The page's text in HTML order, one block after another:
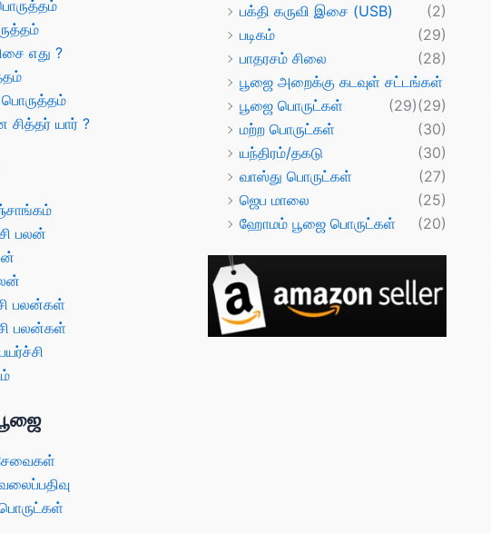
எது ?
சித்தர் யார் ?
பலன்
பலன்கள்
பலன்கள்
பக்தி கருவி இசை (USB)
(2)
படிகம்
(29)
பாதரசம் சிலை
(28)
பூஜை அறைக்கு கடவுள் சட்டங்கள்
(29)
பூஜை பொருட்கள்
(29)
மற்ற பொருட்கள்
(30)
யந்திரம்/தகடு
(30)
வாஸ்து பொருட்கள்
(27)
ஜெப மாலை
(25)
ஹோமம் பூஜை பொருட்கள்
(20)